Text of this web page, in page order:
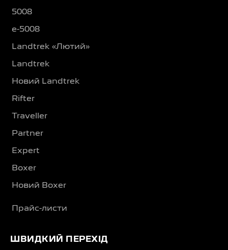
5008
e-5008
Landtrek «Лютий»
Landtrek
Новий Landtrek
Rifter
Traveller
Partner
Expert
Boxer
Новий Boxer
Прайс-листи
ШВИДКИЙ ПЕРЕХІД